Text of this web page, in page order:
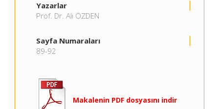
Yazarlar
Prof. Dr. Ali ÖZDEN
Sayfa Numaraları
89-92
Makalenin PDF dosyasını indir